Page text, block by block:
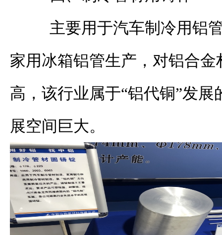
主要用于汽车制冷用铝
家用冰箱铝管生产，对铝合
高，该行业属于“铝代铜”发
展空间巨大。